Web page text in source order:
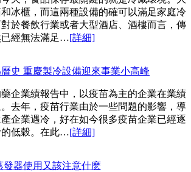
冰櫃，而這兩種設備的確可以滿足家庭冷
於餐飲行業或者大型酒店、酒樓而言，傳
已經無法滿足…[詳細]
史 重慶製冷設備迎來事業小高峰
企業績報告中，以疫苗為主的企業在業績
。去年，疫苗行業由於一些問題的影響，導
企業遇冷，好在如今很多疫苗企業已經逐
的低穀。在此…[詳細]
發器使用又該注意什麽